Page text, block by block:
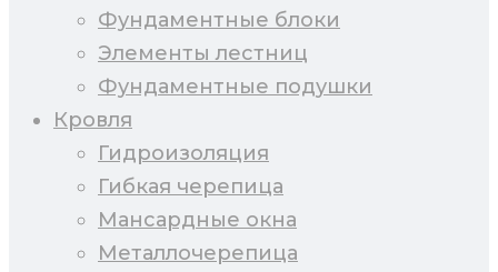
Фундаментные блоки
Элементы лестниц
Фундаментные подушки
Кровля
Гидроизоляция
Гибкая черепица
Мансардные окна
Металлочерепица